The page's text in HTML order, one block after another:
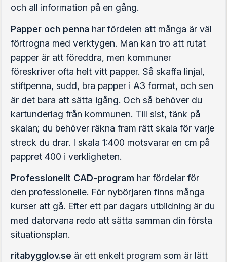
och all information på en gång.
Papper och penna har fördelen att många är väl
förtrogna med verktygen. Man kan tro att rutat
papper är att föreddra, men kommuner
föreskriver ofta helt vitt papper. Så skaffa linjal,
stiftpenna, sudd, bra papper i A3 format, och sen
är det bara att sätta igång. Och så behöver du
kartunderlag från kommunen. Till sist, tänk på
skalan; du behöver räkna fram rätt skala för varje
streck du drar. I skala 1:400 motsvarar en cm på
pappret 400 i verkligheten.
Professionellt CAD-program har fördelar för
den professionelle. För nybörjaren finns många
kurser att gå. Efter ett par dagars utbildning är du
med datorvana redo att sätta samman din första
situationsplan.
ritabygglov.se är ett enkelt program som är lätt